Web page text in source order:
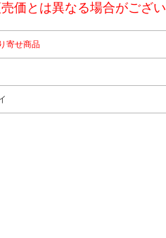
価とは異なる場合がござい
寄せ商品